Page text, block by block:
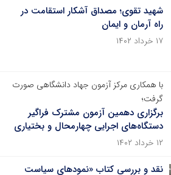
شهید تقوی؛ مصداق آشکار استقامت در
راه آرمان و ایمان
۱۷ خرداد ۱۴۰۲
با همکاری مرکز آزمون جهاد دانشگاهی صورت
گرفت؛
برگزاری دهمین آزمون مشترک فراگیر
دستگاه‌های اجرایی چهارمحال و بختیاری
۱۲ خرداد ۱۴۰۲
نقد و بررسی کتاب «نمودهای سیاست